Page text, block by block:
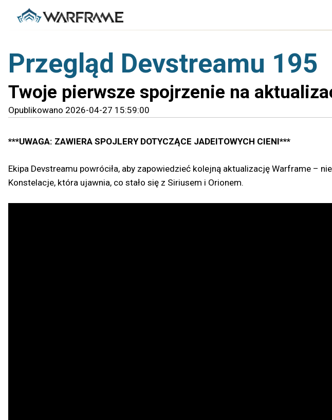
Przegląd Devstreamu 195
Twoje pierwsze spojrzenie na
Opublikowano 2026-04-27 15:59:00
***UWAGA: ZAWIERA SPOJLERY DOTYCZĄCE JADEITOWYCH CIENI***
Ekipa Devstreamu powróciła, aby zapowiedzieć kolejną aktualizację Warframe –
Konstelacje, która ujawnia, co stało się z Siriusem i Orionem.